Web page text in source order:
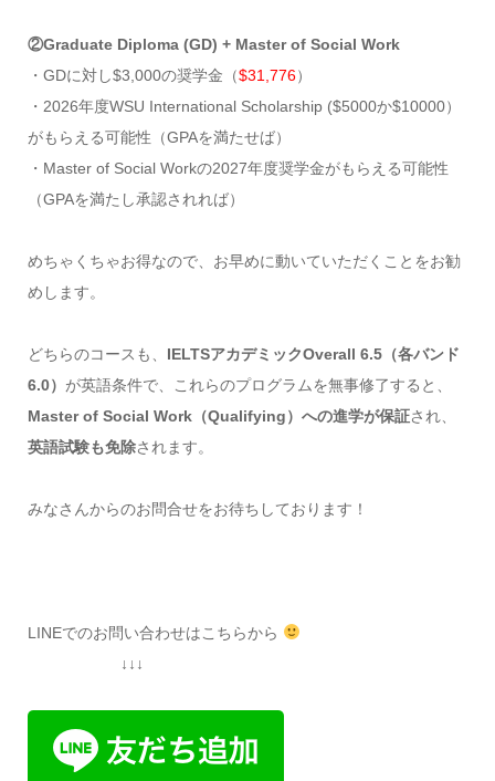
②Graduate Diploma (GD) + Master of Social Work
・GDに対し$3,000の奨学金（$31,776）
・2026年度WSU International Scholarship ($5000か$10000）
がもらえる可能性（GPAを満たせば）
・Master of Social Workの2027年度奨学金がもらえる可能性
（GPAを満たし承認されれば）
めちゃくちゃお得なので、お早めに動いていただくことをお勧
めします。
どちらのコースも、 IELTSアカデミックOverall 6.5（各バンド
6.0） が英語条件で、これらのプログラムを無事修了すると、
Master of Social Work（Qualifying）への進学が保証され、
英語試験も免除されます。
みなさんからのお問合せをお待ちしております！
LINEでのお問い合わせはこちらから
↓↓↓